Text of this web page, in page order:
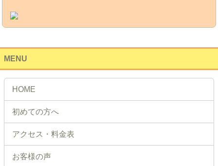
MENU
HOME
初めての方へ
アクセス・料金表
お客様の声